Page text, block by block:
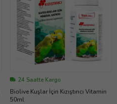
24 Saatte Kargo
Biolive Kuşlar İçin Kızıştırıcı Vitamin
50ml